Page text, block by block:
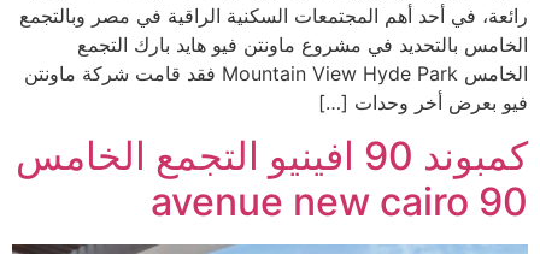
رائعة، في أحد أهم المجتمعات السكنية الراقية في مصر وبالتجمع
الخامس بالتحديد في مشروع ماونتن فيو هايد بارك التجمع
الخامس Mountain View Hyde Park فقد قامت شركة ماونتن
فيو بعرض أخر وحدات […]
‎كمبوند 90 افينيو التجمع الخامس
90 avenue new cairo